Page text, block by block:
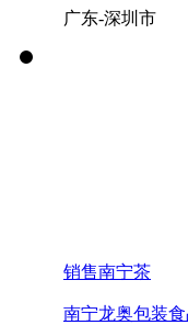
广东-深圳市
销售南宁茶
南宁龙奥包装